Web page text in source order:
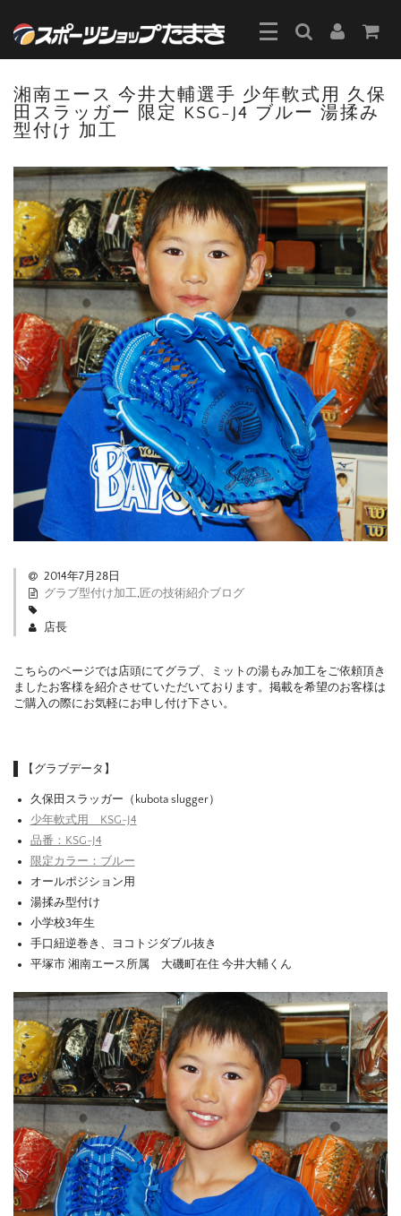
湘南エース 今井大輔選手 少年軟式用 久保
田スラッガー 限定 KSG-J4 ブルー 湯揉み
型付け 加工
2014年7月28日
グラブ型付け加工, 匠の技術紹介ブログ
店長
こちらのページでは店頭にてグラブ、ミットの湯もみ加工をご依頼頂き
ましたお客様を紹介させていただいております。掲載を希望のお客様は
ご購入の際にお気軽にお申し付け下さい。
【グラブデータ】
久保田スラッガー（kubota slugger）
少年軟式用 KSG-J4
品番：KSG-J4
限定カラー：ブルー
オールポジション用
湯揉み型付け
小学校3年生
手口紐逆巻き、ヨコトジダブル抜き
平塚市 湘南エース所属 大磯町在住 今井大輔くん